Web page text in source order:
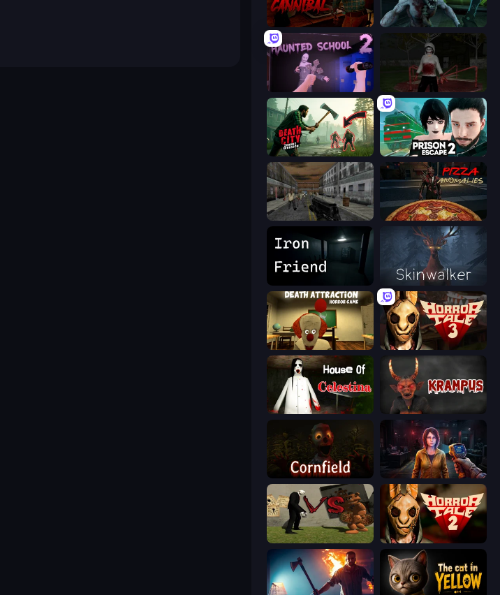
911: Cannibal Shoot Your Nightmare: Space Isolation
Haunted School 2 Jeff the Killer: Horrendous Smile
Death City Zombie Invasion Prison Escape 2
Silent Insanity Psychological Trauma Pizza Anomalies
Skinwalker
Death Attraction: Horror Game
House of Celestina Krampus
Cornfield Survival Zone Zombie Outbreak
Slenderman VS Freddy The Fazbear